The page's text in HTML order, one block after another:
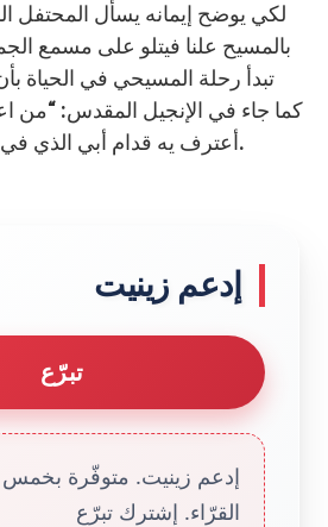
لكي يوضح إيمانه يسأل المحتفل
بالمسيح علنا فيتلو على مسمع
تبدأ رحلة المسيحي في الحياة
كما جاء في الإنجيل المقدس: “من
أعترف يه قدام أبي الذي في السماوات” (لو12/9).
إدعم زينيت
تبرّع
إدعم زينيت. متوفّرة بخمس
القرّاء. إشترك تبرّع